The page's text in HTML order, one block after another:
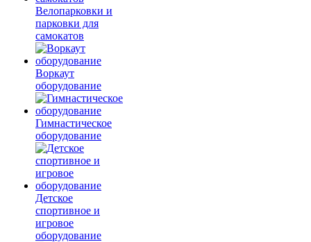
Велопарковки и
парковки для
самокатов
Воркаут
оборудование
Гимнастическое
оборудование
Детское
спортивное и
игровое
оборудование